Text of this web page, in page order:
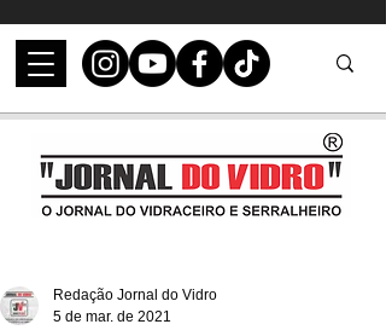
Redação Jornal do Vidro
5 de mar. de 2021